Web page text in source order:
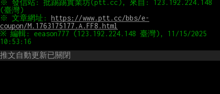
※ 發信站: 批踢踢實業坊(ptt.cc), 來自: 123.192.224.148
※ 文章網址: https://www.ptt.cc/bbs/e-
coupon/M.1763175177.A.FF8.html
※ 編輯: eeason777 (123.192.224.148 臺灣), 11/15/2025
推文自動更新已關閉